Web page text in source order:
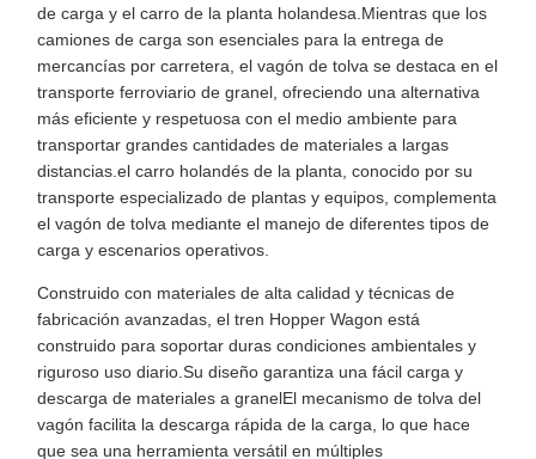
de carga y el carro de la planta holandesa.Mientras que los
camiones de carga son esenciales para la entrega de
mercancías por carretera, el vagón de tolva se destaca en el
transporte ferroviario de granel, ofreciendo una alternativa
más eficiente y respetuosa con el medio ambiente para
transportar grandes cantidades de materiales a largas
distancias.el carro holandés de la planta, conocido por su
transporte especializado de plantas y equipos, complementa
el vagón de tolva mediante el manejo de diferentes tipos de
carga y escenarios operativos.
Construido con materiales de alta calidad y técnicas de
fabricación avanzadas, el tren Hopper Wagon está
construido para soportar duras condiciones ambientales y
riguroso uso diario.Su diseño garantiza una fácil carga y
descarga de materiales a granelEl mecanismo de tolva del
vagón facilita la descarga rápida de la carga, lo que hace
que sea una herramienta versátil en múltiples